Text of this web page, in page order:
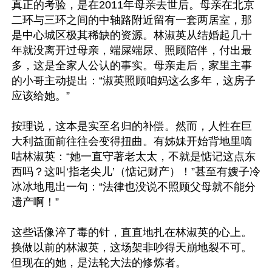
真正的考验，是在2011年母亲去世后。母亲在北京
二环与三环之间的中轴路附近留有一套两居室，那
是中心城区极其稀缺的资源。林淑英从结婚起几十
年就没离开过母亲，端屎端尿、照顾陪伴，付出最
多，这是全家人公认的事实。母亲走后，家里主事
的小哥主动提出：“淑英照顾咱妈这么多年，这房子
应该给她。”
按理说，这本是实至名归的补偿。然而，人性在巨
大利益面前往往会变得扭曲。有姊妹开始背地里嘀
咕林淑英：“她一直守著老太太，不就是惦记这点东
西吗？这叫‘指老尖儿’（惦记财产）！”甚至有嫂子冷
冰冰地甩出一句：“法律也没说不照顾父母就不能分
遗产啊！”
这些话像淬了毒的针，直直地扎在林淑英的心上。
换做以前的林淑英，这场架非吵得天崩地裂不可。
但现在的她，是法轮大法的修炼者。